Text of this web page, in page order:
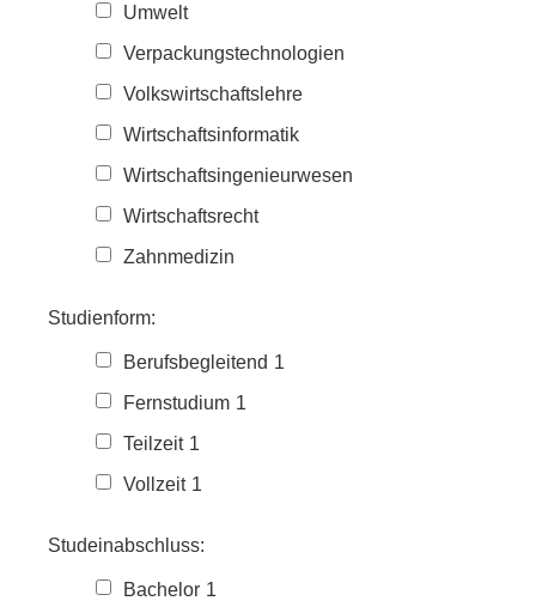
Umwelt
Verpackungstechnologien
Volkswirtschaftslehre
Wirtschaftsinformatik
Wirtschaftsingenieurwesen
Wirtschaftsrecht
Zahnmedizin
Studienform:
Berufsbegleitend 1
Fernstudium 1
Teilzeit 1
Vollzeit 1
Studeinabschluss:
Bachelor 1